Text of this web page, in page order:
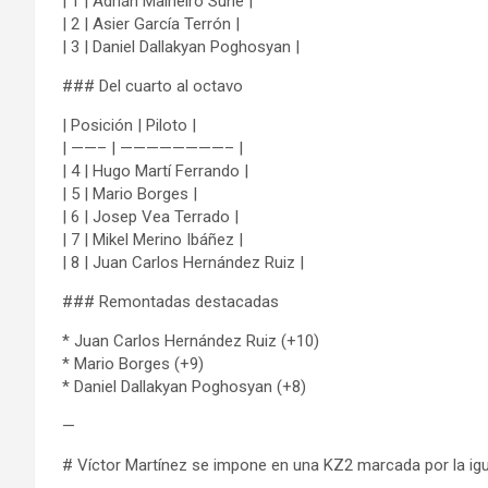
| 2 | Asier García Terrón |
| 3 | Daniel Dallakyan Poghosyan |
### Del cuarto al octavo
| Posición | Piloto |
| ——– | ————————– |
| 4 | Hugo Martí Ferrando |
| 5 | Mario Borges |
| 6 | Josep Vea Terrado |
| 7 | Mikel Merino Ibáñez |
| 8 | Juan Carlos Hernández Ruiz |
### Remontadas destacadas
* Juan Carlos Hernández Ruiz (+10)
* Mario Borges (+9)
* Daniel Dallakyan Poghosyan (+8)
—
# Víctor Martínez se impone en una KZ2 marcada por la